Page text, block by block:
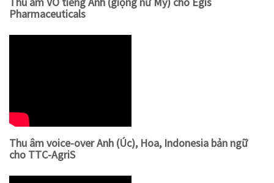
Pharmaceuticals
Thu âm voice-over Anh (Úc), Hoa, Indonesia bản ngữ
cho TTC-AgriS